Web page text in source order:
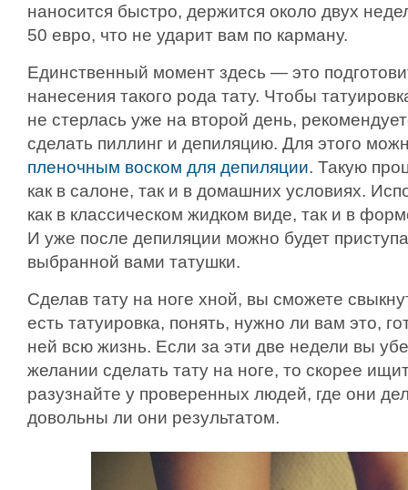
наносится быстро, держится около двух
50 евро, что не ударит вам по карману.
Единственный момент здесь — это
нанесения такого рода тату. Чтобы
не стерлась уже на второй день,
сделать пиллинг и депиляцию. Для этого
пленочным воском для депиляции. Такую
как в салоне, так и в домашних условиях.
как в классическом жидком виде, так и в
И уже после депиляции можно будет
выбранной вами татушки.
Сделав тату на ноге хной, вы сможете
есть татуировка, понять, нужно ли вам это,
ней всю жизнь. Если за эти две недели вы
желании сделать тату на ноге, то скорее
разузнайте у проверенных людей, где они
довольны ли они результатом.